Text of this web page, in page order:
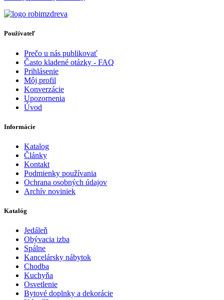
Používateľ
Prečo u nás publikovať
Často kladené otázky - FAQ
Prihlásenie
Môj profil
Konverzácie
Upozornenia
Úvod
Informácie
Katalog
Články
Kontakt
Podmienky používania
Ochrana osobných údajov
Archív noviniek
Katalóg
Jedáleň
Obývacia izba
Spálne
Kancelársky nábytok
Chodba
Kuchyňa
Osvetlenie
Bytové doplnky a dekorácie